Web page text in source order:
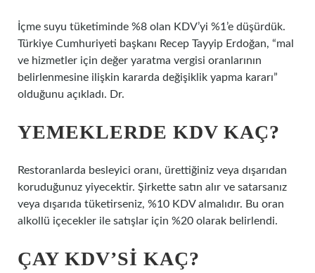
İçme suyu tüketiminde %8 olan KDV’yi %1’e düşürdük.
Türkiye Cumhuriyeti başkanı Recep Tayyip Erdoğan, “mal
ve hizmetler için değer yaratma vergisi oranlarının
belirlenmesine ilişkin kararda değişiklik yapma kararı”
olduğunu açıkladı. Dr.
YEMEKLERDE KDV KAÇ?
Restoranlarda besleyici oranı, ürettiğiniz veya dışarıdan
koruduğunuz yiyecektir. Şirkette satın alır ve satarsanız
veya dışarıda tüketirseniz, %10 KDV almalıdır. Bu oran
alkollü içecekler ile satışlar için %20 olarak belirlendi.
ÇAY KDV’SI KAÇ?